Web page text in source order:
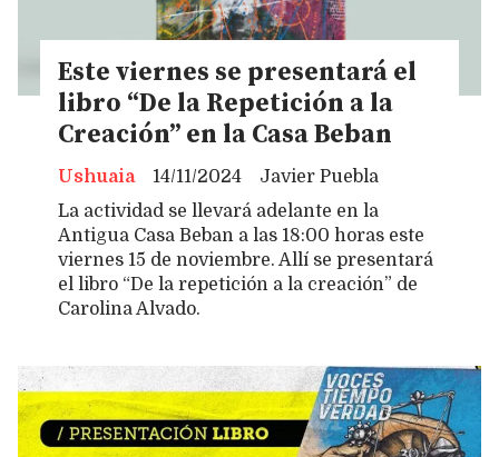
Este viernes se presentará el
libro “De la Repetición a la
Creación” en la Casa Beban
Javier Puebla
Ushuaia
14/11/2024
La actividad se llevará adelante en la
Antigua Casa Beban a las 18:00 horas este
viernes 15 de noviembre. Allí se presentará
el libro “De la repetición a la creación” de
Carolina Alvado.